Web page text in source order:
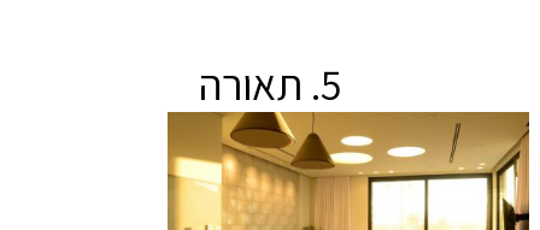
5. תאורה